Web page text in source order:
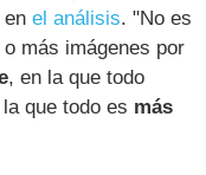
enel análisis. "No es
más imágenes por
, en la que todo
que todo es más